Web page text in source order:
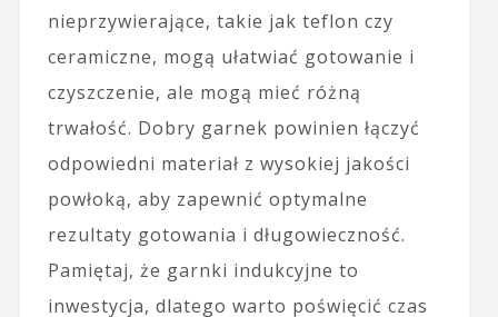
nieprzywierające, takie jak teflon czy
ceramiczne, mogą ułatwiać gotowanie i
czyszczenie, ale mogą mieć różną
trwałość. Dobry garnek powinien łączyć
odpowiedni materiał z wysokiej jakości
powłoką, aby zapewnić optymalne
rezultaty gotowania i długowieczność.
Pamiętaj, że garnki indukcyjne to
inwestycja, dlatego warto poświęcić czas